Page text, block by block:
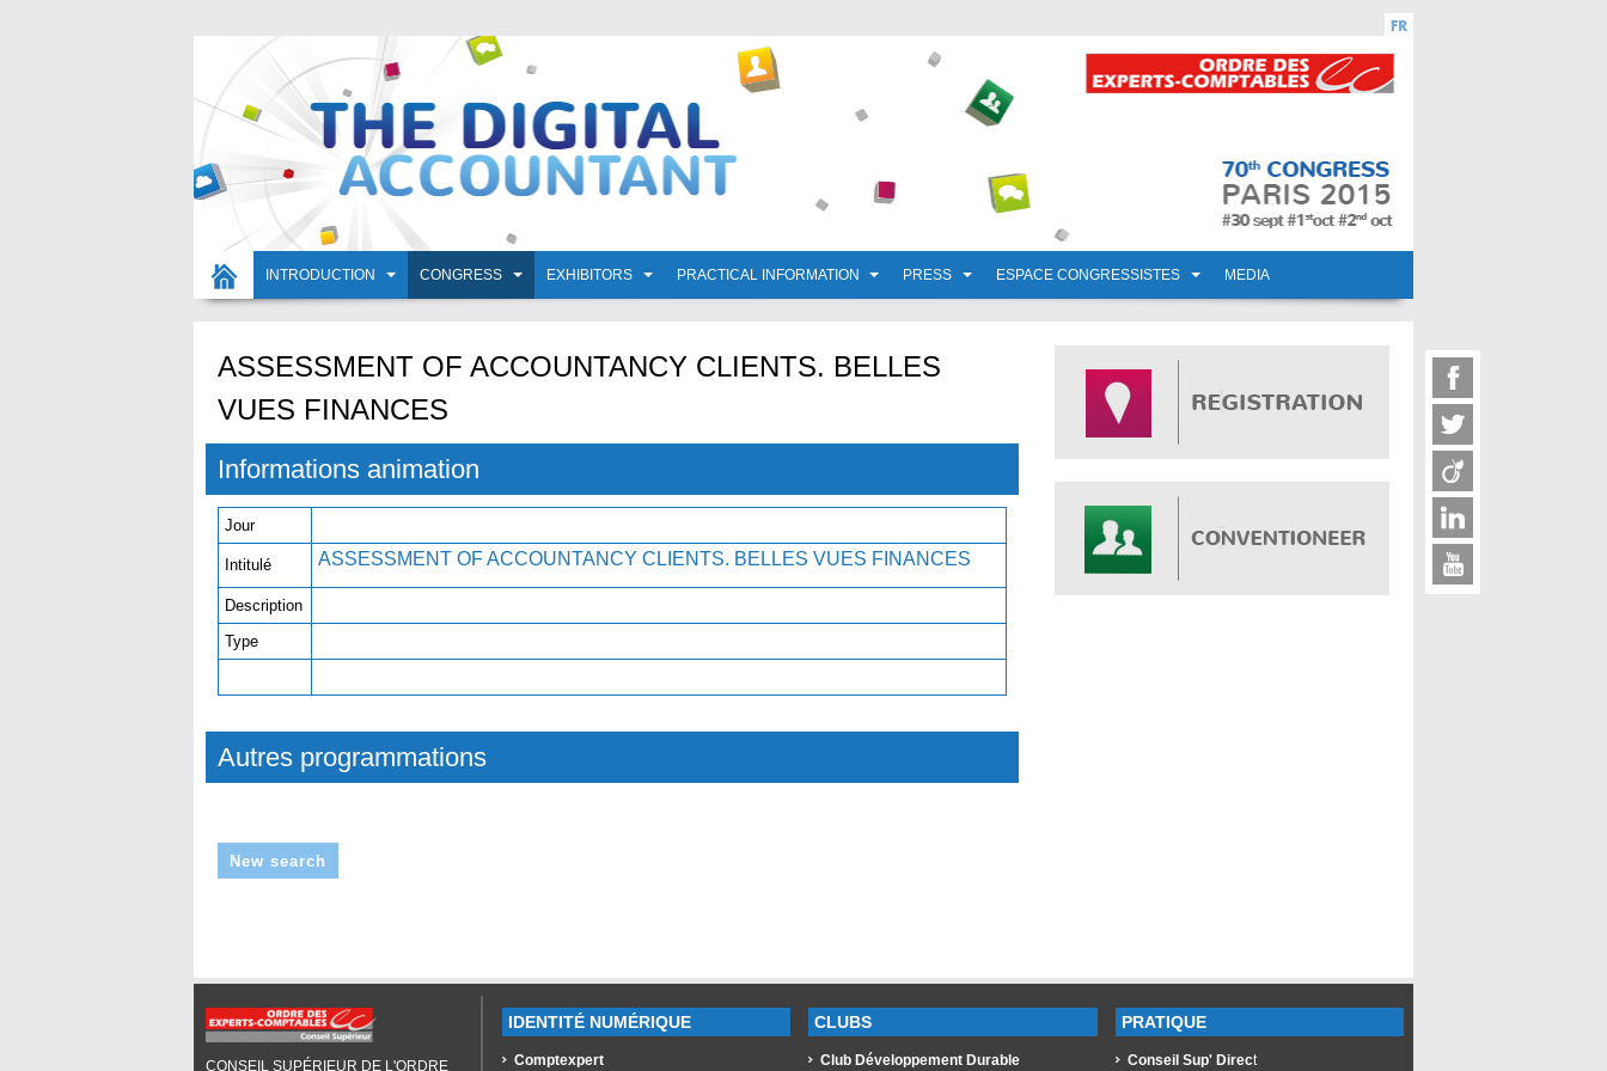
INTRODUCTION CONGRESS EXHIBITORS PRACTICAL INFORMATION PRESS ESPACE CONGRESSISTES MEDIA
ASSESSMENT OF ACCOUNTANCY CLIENTS. BELLES
VUES FINANCES
Informations animation
Jour
Intitulé ASSESSMENT OF ACCOUNTANCY CLIENTS. BELLES VUES FINANCES
Description
Type
Autres programmations
New search
CONSEIL SUPÉRIEUR DE L'ORDRE
IDENTITÉ NUMÉRIQUE
Comptexpert
CLUBS
Club Développement Durable
PRATIQUE
Conseil Sup' Direct